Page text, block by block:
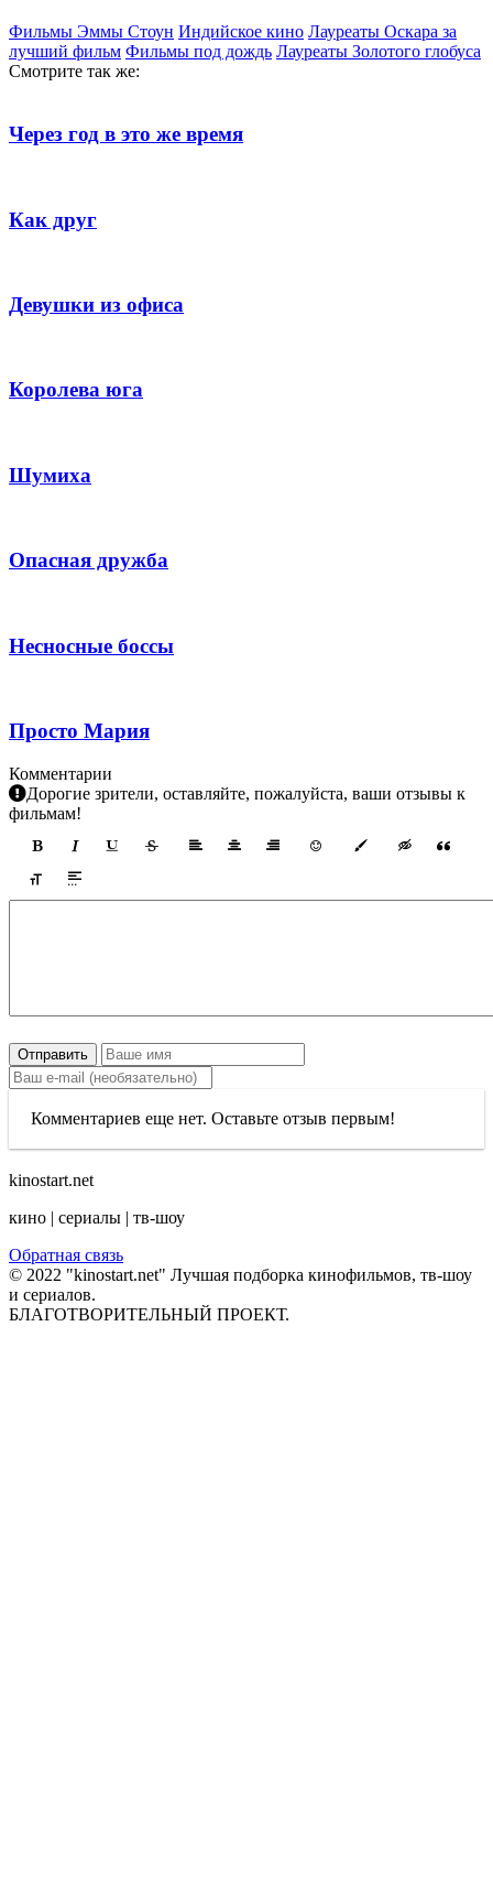
Фильмы Эммы Стоун Индийское кино Лауреаты Оскара за
лучший фильм Фильмы под дождь Лауреаты Золотого глобуса
Смотрите так же:
Через год в это же время
Как друг
Девушки из офиса
Королева юга
Шумиха
Опасная дружба
Несносные боссы
Просто Мария
Комментарии
Дорогие зрители, оставляйте, пожалуйста, ваши отзывы к
фильмам!
Отправить
Комментариев еще нет. Оставьте отзыв первым!
kinostart.net
кино | сериалы | тв-шоу
Обратная связь
© 2022 "kinostart.net" Лучшая подборка кинофильмов, тв-шоу
и сериалов.
БЛАГОТВОРИТЕЛЬНЫЙ ПРОЕКТ.